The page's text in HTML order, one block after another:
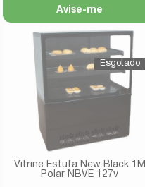
Avise-me
Vitrine Estufa New Black 1M
Polar NBVE 127v